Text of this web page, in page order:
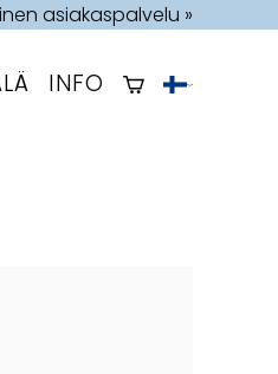
asiakaspalvelu »
INFO